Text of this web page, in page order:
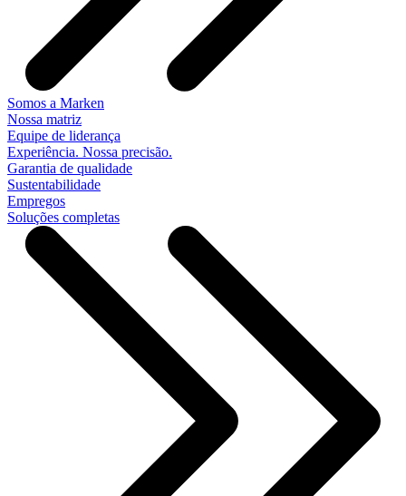
Somos a Marken
Nossa matriz
Equipe de liderança
Experiência. Nossa precisão.
Garantia de qualidade
Sustentabilidade
Empregos
Soluções completas